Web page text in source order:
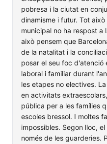
pobresa i la ciutat en
dinamisme i futur. Tot
municipal no ha respost
això pensem que
de la natalitat i la
posar el seu foc d'atenció
laboral i familiar durant
les etapes no electives.
en activitats
pública per a les famílies
escoles bressol. I moltes
impossibles. Segon lloc,
només de les guarderies.